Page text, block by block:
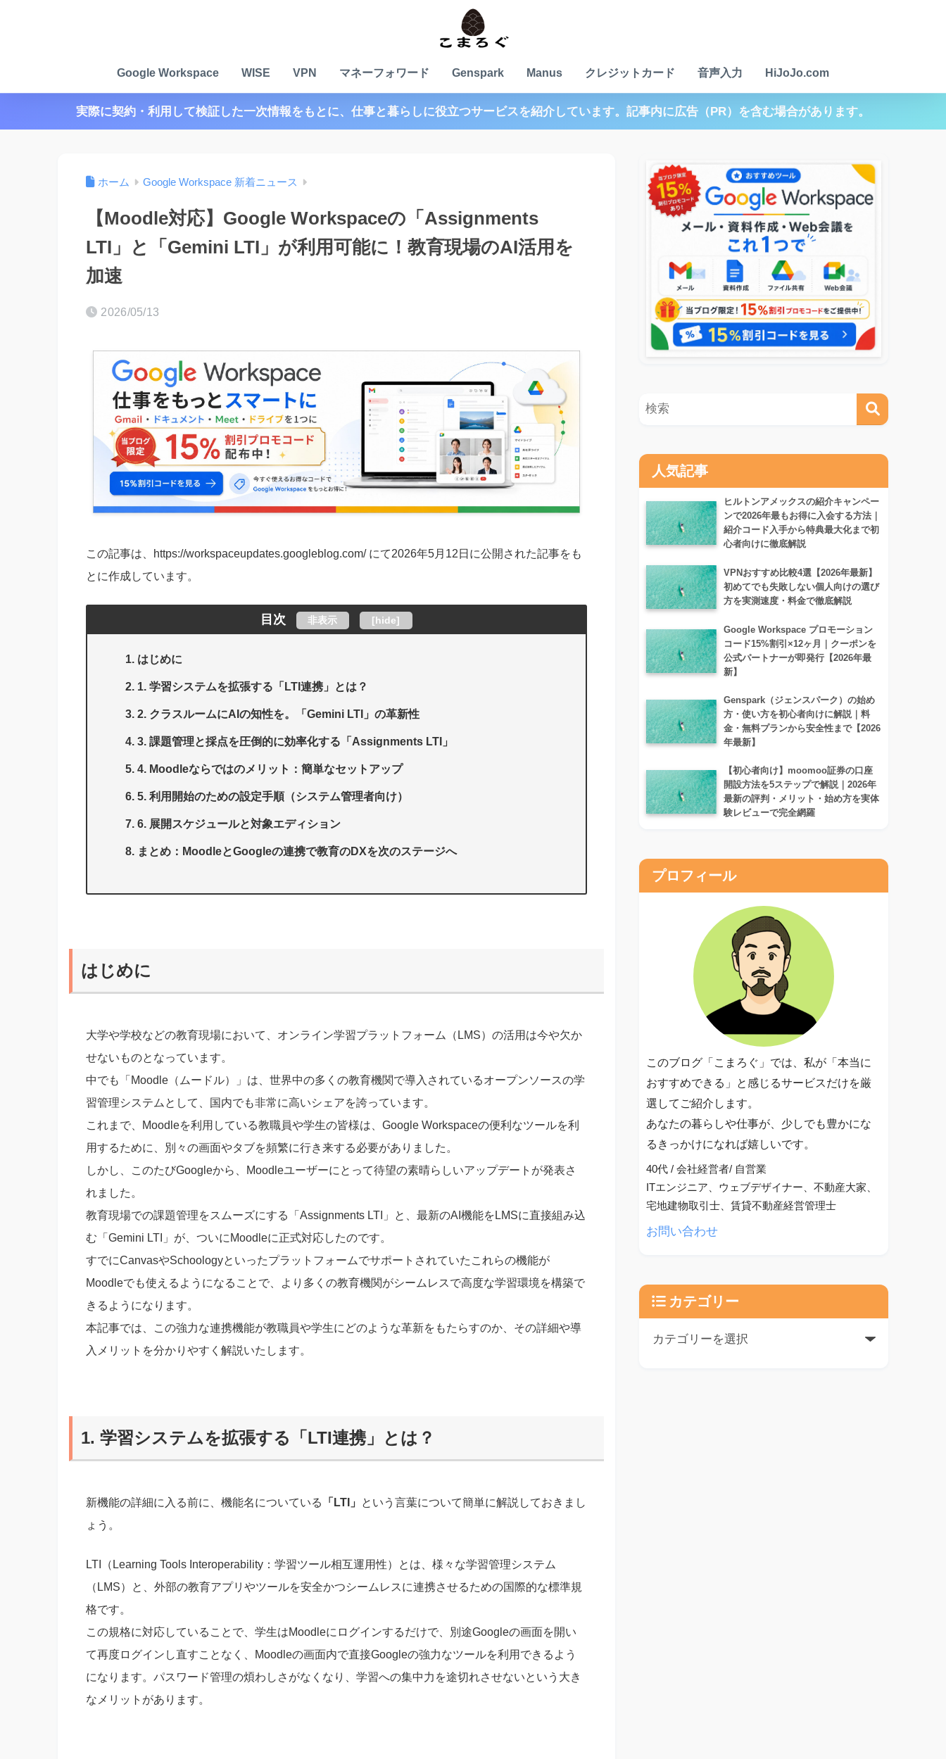
Google Workspace WISE VPN マネーフォワード Genspark Manus クレジットカード 音声入力 HiJoJo.com
実際に契約・利用して検証した一次情報をもとに、仕事と暮らしに役立つサービスを紹介しています。記事内に広告（PR）を含む場合があります。
ホーム Google Workspace 新着ニュース
【Moodle対応】Google Workspaceの「Assignments
LTI」と「Gemini LTI」が利用可能に！教育現場のAI活用を
加速
2026/05/13
この記事は、https://workspaceupdates.googleblog.com/ にて2026年5月12日に公開された記事をも
とに作成しています。
目次 非表示 [hide]
はじめに
1. 学習システムを拡張する「LTI連携」とは？
2. クラスルームにAIの知性を。「Gemini LTI」の革新性
3. 課題管理と採点を圧倒的に効率化する「Assignments LTI」
4. Moodleならではのメリット：簡単なセットアップ
5. 利用開始のための設定手順（システム管理者向け）
6. 展開スケジュールと対象エディション
まとめ：MoodleとGoogleの連携で教育のDXを次のステージへ
はじめに
大学や学校などの教育現場において、オンライン学習プラットフォーム（LMS）の活用は今や欠か
せないものとなっています。
中でも「Moodle（ムードル）」は、世界中の多くの教育機関で導入されているオープンソースの学
習管理システムとして、国内でも非常に高いシェアを誇っています。
これまで、Moodleを利用している教職員や学生の皆様は、Google Workspaceの便利なツールを利
用するために、別々の画面やタブを頻繁に行き来する必要がありました。
しかし、このたびGoogleから、Moodleユーザーにとって待望の素晴らしいアップデートが発表さ
れました。
教育現場での課題管理をスムーズにする「Assignments LTI」と、最新のAI機能をLMSに直接組み込
む「Gemini LTI」が、ついにMoodleに正式対応したのです。
すでにCanvasやSchoologyといったプラットフォームでサポートされていたこれらの機能が
Moodleでも使えるようになることで、より多くの教育機関がシームレスで高度な学習環境を構築で
きるようになります。
本記事では、この強力な連携機能が教職員や学生にどのような革新をもたらすのか、その詳細や導
入メリットを分かりやすく解説いたします。
1. 学習システムを拡張する「LTI連携」とは？
新機能の詳細に入る前に、機能名についている 「LTI」
という言葉について簡単に解説しておきまし
ょう。
LTI（Learning Tools Interoperability：学習ツール相互運用性）とは、様々な学習管理システム
（LMS）と、外部の教育アプリやツールを安全かつシームレスに連携させるための国際的な標準規
格です。
この規格に対応していることで、学生はMoodleにログインするだけで、別途Googleの画面を開い
て再度ログインし直すことなく、Moodleの画面内で直接Googleの強力なツールを利用できるよう
になります。パスワード管理の煩わしさがなくなり、学習への集中力を途切れさせないという大き
なメリットがあります。
人気記事
ヒルトンアメックスの紹介キャンペー
ンで2026年最もお得に入会する方法｜
紹介コード入手から特典最大化まで初
心者向けに徹底解説
VPNおすすめ比較4選【2026年最新】
初めてでも失敗しない個人向けの選び
方を実測速度・料金で徹底解説
Google Workspace プロモーション
コード15%割引×12ヶ月｜クーポンを
公式パートナーが即発行【2026年最
新】
Genspark（ジェンスパーク）の始め
方・使い方を初心者向けに解説｜料
金・無料プランから安全性まで【2026
年最新】
【初心者向け】moomoo証券の口座
開設方法を5ステップで解説｜2026年
最新の評判・メリット・始め方を実体
験レビューで完全網羅
プロフィール
このブログ「こまろぐ」では、私が「本当に
おすすめできる」と感じるサービスだけを厳
選してご紹介します。
あなたの暮らしや仕事が、少しでも豊かにな
るきっかけになれば嬉しいです。
40代 / 会社経営者/ 自営業
ITエンジニア、ウェブデザイナー、不動産大家、
宅地建物取引士、賃貸不動産経営管理士
お問い合わせ
カテゴリー